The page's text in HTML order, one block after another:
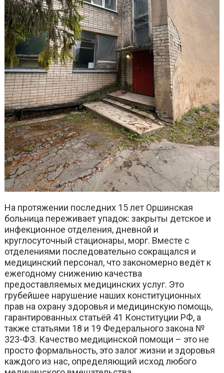
На протяжении последних 15 лет Оршинская
больница переживает упадок: закрыты детское и
инфекционное отделения, дневной и
круглосуточный стационары, морг. Вместе с
отделениями последовательно сокращался и
медицинский персонал, что закономерно ведёт к
ежегодному снижению качества
предоставляемых медицинских услуг. Это
грубейшее нарушение наших конституционных
прав на охрану здоровья и медицинскую помощь,
гарантированных статьёй 41 Конституции РФ, а
также статьями 18 и 19 Федерального закона №
323-ФЗ. Качество медицинской помощи – это не
просто формальность, это залог жизни и здоровья
каждого из нас, определяющий исход любого